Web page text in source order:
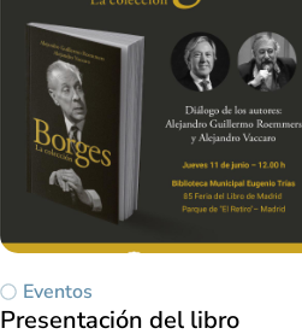
Eventos
Presentación del libro